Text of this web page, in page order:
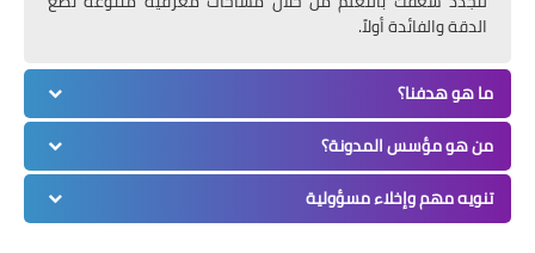
الدقة والفائدة أولاً.
ما هو هدفنا؟
من هو مؤسس المدونة؟
تنويه مهم وإخلاء مسؤولية